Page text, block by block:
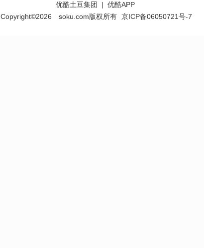
优酷土豆集团 | 优酷APP
Copyright©2026
soku.com版权所有 京ICP备06050721号-7